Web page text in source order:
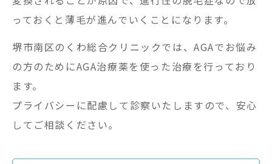
っておくと薄毛が進んでいくことになります。
堺市南区のくわ総合クリニックでは、AGAでお悩み
の方のためにAGA治療薬を使った治療を行っており
ます。
プライバシーに配慮して診察いたしますので、安心
してご相談ください。